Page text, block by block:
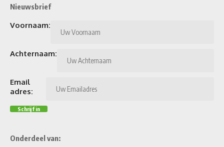
Nieuwsbrief
Voornaam:
Achternaam:
Email
adres:
Onderdeel van: